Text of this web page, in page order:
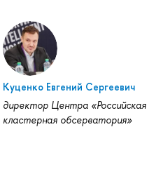
Куценко Евгений Сергеевич
директор Центра «Российская
кластерная обсерватория»